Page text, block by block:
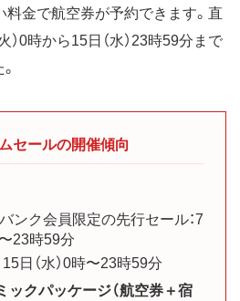
月30日
22日（月）
2024年4月10日〜2025年2
料金で航空券が予約できます。直
）0時から15日（水）23時59分まで
セールの開催傾向
ンク会員限定の先行セール：7
〜23時59分
日（水）0時〜23時59分
ックパッケージ（航空券＋宿